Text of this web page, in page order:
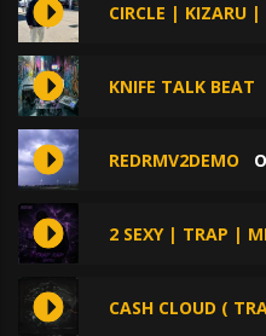
CIRCLE | KIZARU |
KNIFE TALK BEAT
REDRMV2DEMO
2 SEXY | TRAP |
CASH CLOUD (